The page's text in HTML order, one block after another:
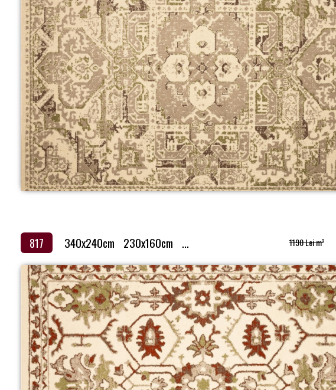
817 340x240cm 230x160cm ... 1190 Lei m2